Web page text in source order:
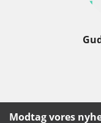
Modtag vores